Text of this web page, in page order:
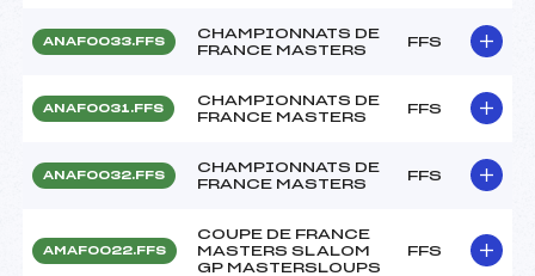
ANAF0033.FFS
CHAMPIONNATS DE
FRANCE MASTERS
FFS
ANAF0031.FFS
CHAMPIONNATS DE
FRANCE MASTERS
FFS
ANAF0032.FFS
CHAMPIONNATS DE
FRANCE MASTERS
FFS
AMAF0022.FFS
COUPE DE FRANCE
MASTERS SLALOM
GP MASTERSLOUPS
FFS